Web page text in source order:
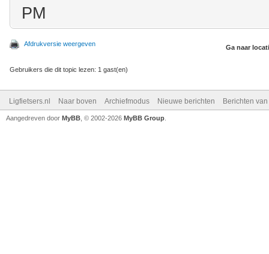
PM
Afdrukversie weergeven Ga naar
Gebruikers die dit topic lezen: 1 gast(en)
Ligfietsers.nl Naar boven Archiefmodus Nieuwe berichten Berichten
Aangedreven door MyBB , © 2002-2026 MyBB Group